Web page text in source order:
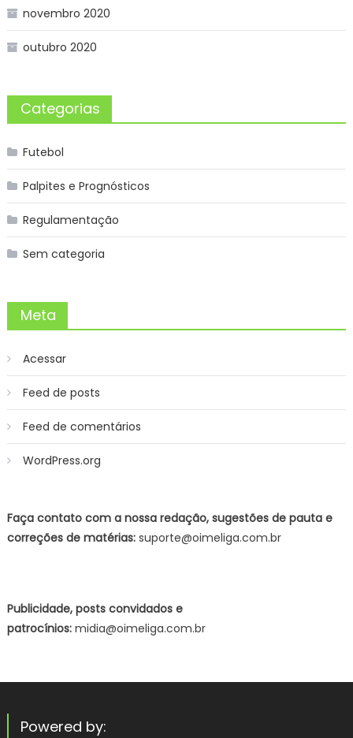
novembro 2020
outubro 2020
Categorias
Futebol
Palpites e Prognósticos
Regulamentação
Sem categoria
Meta
Acessar
Feed de posts
Feed de comentários
WordPress.org
Faça contato com a nossa redação, sugestões de pauta e
correções de matérias:suporte@oimeliga.com.br
Publicidade, posts convidados e
patrocínios:midia@oimeliga.com.br
Powered by: